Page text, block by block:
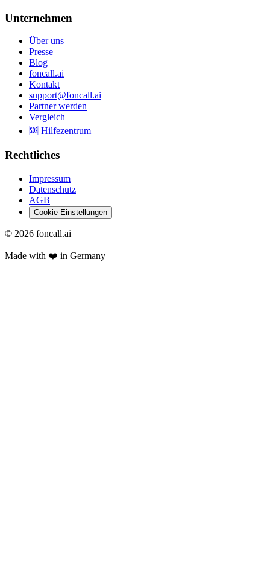
Unternehmen
Über uns
Presse
Blog
foncall.ai
Kontakt
support@foncall.ai
Partner werden
Vergleich
🆘 Hilfezentrum
Rechtliches
Impressum
Datenschutz
AGB
Cookie-Einstellungen
© 2026 foncall.ai
Made with ❤️ in Germany